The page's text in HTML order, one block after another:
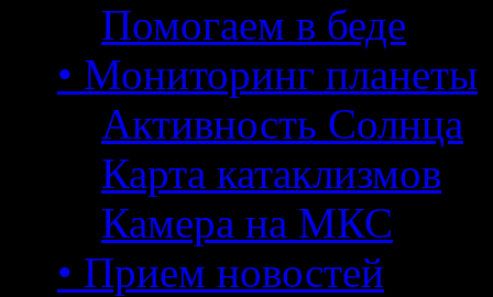
Помогаем в беде
• Мониторинг планеты
Активность Солнца
Карта катаклизмов
Камера на МКС
• Прием новостей